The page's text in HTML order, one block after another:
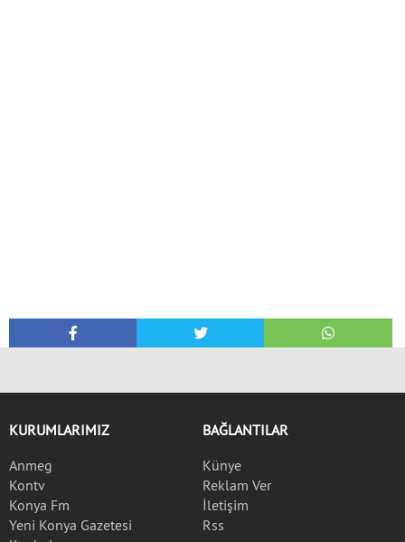
KURUMLARIMIZ
Anmeg
Kontv
Konya Fm
Yeni Konya Gazetesi
BAĞLANTILAR
Künye
Reklam Ver
İletişim
Rss